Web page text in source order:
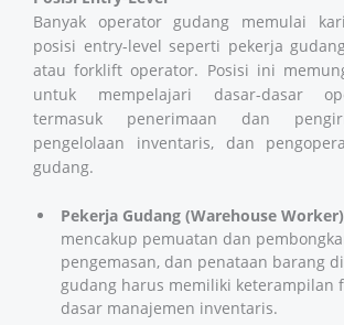
Banyak operator gudang memulai
posisi entry-level seperti pekerja
atau forklift operator. Posisi ini
untuk mempelajari dasar-dasar
termasuk penerimaan dan
pengelolaan inventaris, dan
gudang.
Pekerja Gudang (Warehouse
mencakup pemuatan dan
pengemasan, dan penataan barang
gudang harus memiliki keterampilan
dasar manajemen inventaris.